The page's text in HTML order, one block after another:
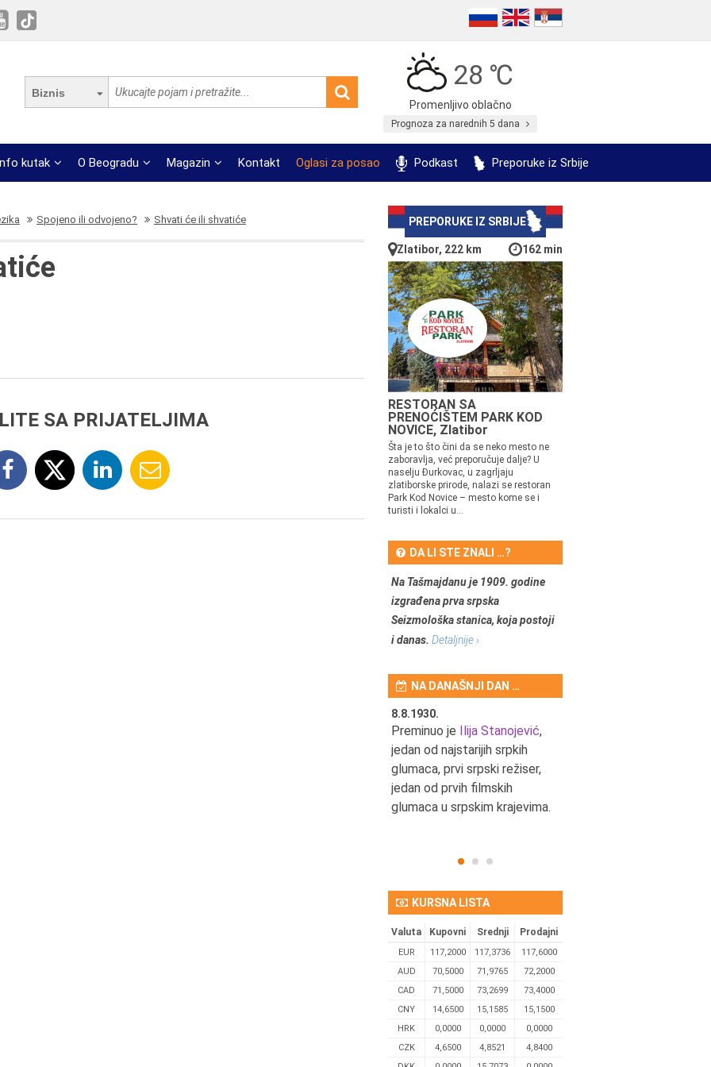
Biznis
28 ℃
Promenljivo oblačno
Prognoza za narednih 5 dana
kutak O Beogradu Magazin Kontakt Oglasi za posao Podkast Preporuke iz Srbije
Spojeno ili odvojeno? Shvati će ili shvatiće
SA PRIJATELJIMA
PREPORUKE IZ SRBIJE
Zlatibor, 222 km 162 min
RESTORAN SA
PRENOĆIŠTEM PARK KOD
NOVICE, Zlatibor
Šta je to što čini da se neko mesto ne
zaboravlja, već preporučuje dalje? U
naselju Đurkovac, u zagrljaju
zlatiborske prirode, nalazi se restoran
Park Kod Novice – mesto kome se i
turisti i lokalci u...
DA LI STE ZNALI …?
Na Tašmajdanu je 1909. godine
izgrađena prva srpska
Seizmološka stanica, koja postoji
i danas. Detaljnije ›
NA DANAŠNJI DAN …
8.8.1930.
Preminuo je Ilija Stanojević,
jedan od najstarijih srpkih
glumaca, prvi srpski režiser,
jedan od prvih filmskih
glumaca u srpskim krajevima.
KURSNA LISTA
Valuta Kupovni Srednji Prodajni
EUR 117,2000 117,3736
117,6000
AUD
70,5000 71,9765
72,2000
CAD
71,5000 73,2699
73,4000
CNY
14,6500 15,1585
15,1500
HRK
0,0000 0,0000
0,0000
CZK
4,6500 4,8521
4,8400